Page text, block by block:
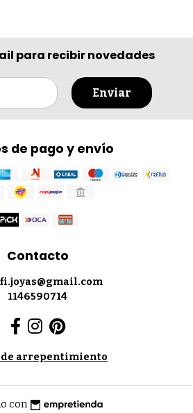
para recibir novedades
Enviar
de pago y envío
Contacto
1146590714
de arrepentimiento
con